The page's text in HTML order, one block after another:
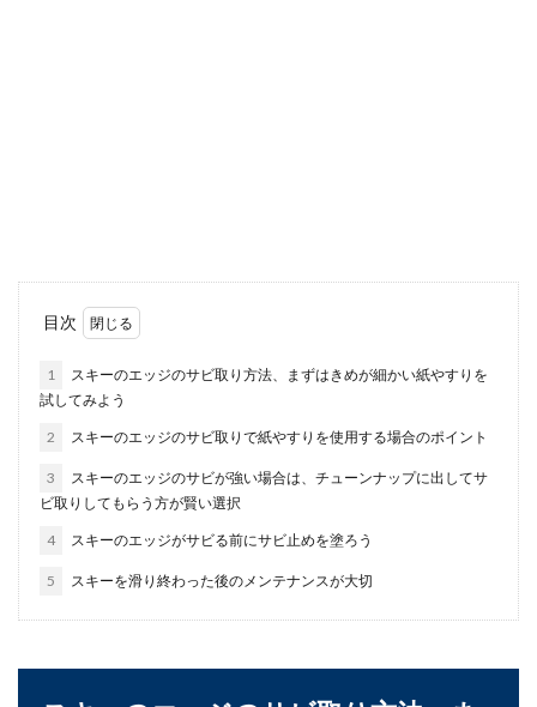
しょうか。テ...
【柔道の競技人口について】世界の中
で日本より多い国とは
目次
1
スキーのエッジのサビ取り方法、まずはきめが細かい紙やすりを
試してみよう
2 スキーのエッジのサビ取りで紙やすりを使用する場合のポイント
3
スキーのエッジのサビが強い場合は、チューンナップに出してサ
ビ取りしてもらう方が賢い選択
4 スキーのエッジがサビる前にサビ止めを塗ろう
5 スキーを滑り終わった後のメンテナンスが大切